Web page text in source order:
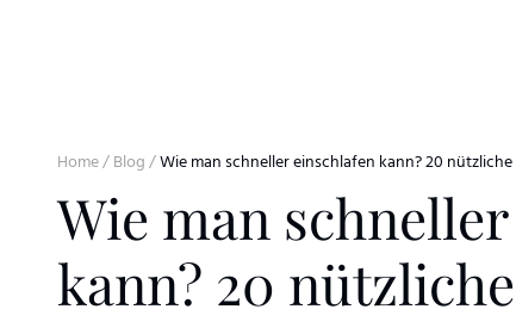
Home/Blog/Wie man schneller einschlafen kann? 20
Wie man
kann? 20